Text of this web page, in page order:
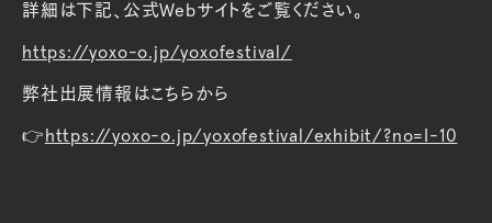
詳細は下記、公式Webサイトをご覧ください。
https://yoxo-o.jp/yoxofestival/
弊社出展情報はこちらから
👉 https://yoxo-o.jp/yoxofestival/exhibit/?no=I-10